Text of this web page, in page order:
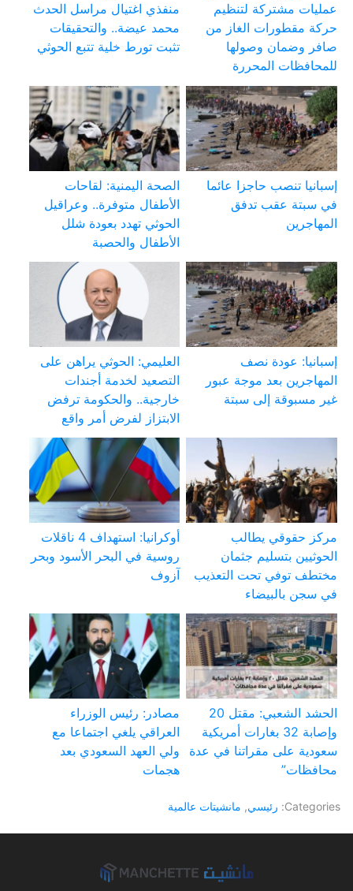
عمليات مشتركة لتنظيم
حركة مقطورات الغاز من
صافر وضمان وصولها
للمحافظات المحررة
منفذي اغتيال مراسل الحدث
محمد عيضة.. والتحقيقات
تثبت تورط خلية تتبع الحوثي
إسبانيا تنصب حاجزا عائما
في سبتة عقب تدفق
المهاجرين
الصحة اليمنية: لقاحات
الأطفال متوفرة.. وعراقيل
الحوثي تهدد بعودة شلل
الأطفال والحصبة
إسبانيا: عودة نصف
المهاجرين بعد موجة عبور
غير مسبوقة إلى سبتة
العليمي: الحوثي يراهن على
التصعيد لخدمة أجندات
خارجية.. والحكومة ترفض
الابتزاز لفرض أمر واقع
مركز حقوقي يطالب
الحوثيين بتسليم جثمان
مختطف توفي تحت التعذيب
في سجن بالبيضاء
أوكرانيا: استهداف 4 ناقلات
روسية في البحر الأسود وبحر
آزوف
الحشد الشعبي: مقتل 20
وإصابة 32 بغارات أمريكية
سعودية على مقراتنا في عدة
محافظات”
مصادر: رئيس الوزراء
العراقي يلغي اجتماعا مع
ولي العهد السعودي بعد
هجمات
Categories: رئيسي, مانشيتات عالمية